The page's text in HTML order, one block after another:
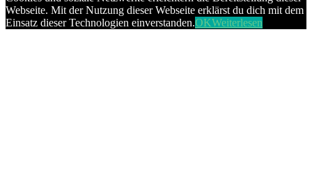
Webseite. Mit der Nutzung dieser Webseite erklärst du dich mit dem
Einsatz dieser Technologien einverstanden.OKWeiterlesen